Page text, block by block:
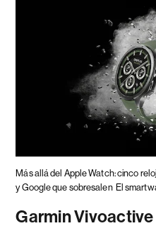
Más allá del Apple Watch: cinco
y Google que sobresalen El
Garmin Vivoactive